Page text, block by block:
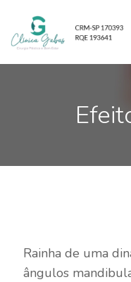
Rainha de uma
ângulos